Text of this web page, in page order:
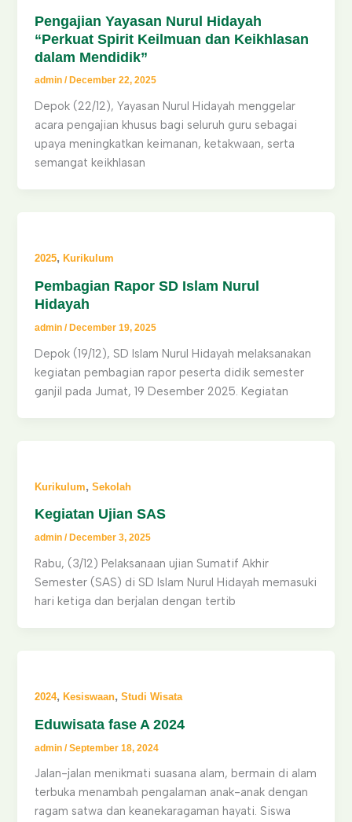
Pengajian Yayasan Nurul Hidayah
“Perkuat Spirit Keilmuan dan Keikhlasan
dalam Mendidik”
admin/ December 22, 2025
Depok (22/12), Yayasan Nurul Hidayah menggelar
acara pengajian khusus bagi seluruh guru sebagai
upaya meningkatkan keimanan, ketakwaan, serta
semangat keikhlasan
2025,Kurikulum
Pembagian Rapor SD Islam Nurul
Hidayah
admin/December 19, 2025
Depok (19/12), SD Islam Nurul Hidayah melaksanakan
kegiatan pembagian rapor peserta didik semester
ganjil pada Jumat, 19 Desember 2025. Kegiatan
Kurikulum,Sekolah
Kegiatan Ujian SAS
admin/ December 3, 2025
Rabu, (3/12) Pelaksanaan ujian Sumatif Akhir
Semester (SAS) di SD Islam Nurul Hidayah memasuki
hari ketiga dan berjalan dengan tertib
2024,Kesiswaan,Studi Wisata
Eduwisata fase A 2024
admin/September 18, 2024
Jalan-jalan menikmati suasana alam, bermain di alam
terbuka menambah pengalaman anak-anak dengan
ragam satwa dan keanekaragaman hayati. Siswa